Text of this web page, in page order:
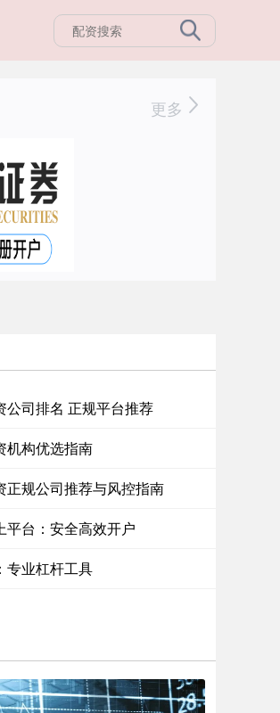
更多
公司排名 正规平台推荐
机构优选指南
正规公司推荐与风控指南
平台：安全高效开户
专业杠杆工具